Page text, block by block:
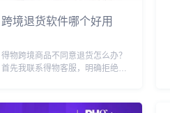
跨境退货软件哪个好用
得物跨境商品不同意退货怎么办？
首先我联系得物客服，明确拒绝.